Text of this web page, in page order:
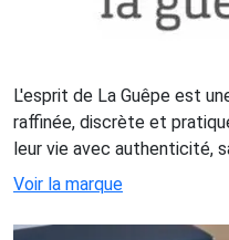
L'esprit de La Guêpe est
raffinée, discrète et
leur vie avec authenticité,
Voir la marque